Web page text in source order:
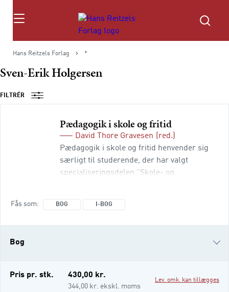
Søg
Hans Reitzels Forlag *
Sven-Erik Holgersen
FILTRÉR
Pædagogik i skole og fritid
David Thore Gravesen
(red.)
Pædagogik i skole og fritid henvender sig
særligt til studerende, der har valgt
specialiseringsdelen ”Skole- og
kapitler giver et grundigt og inspire
Fås som BOG I-BOG
Bog
i-bog
Pris pr. stk. 430,00 kr.
344,00 kr. ekskl. moms
Lev. omk. kan tillægges